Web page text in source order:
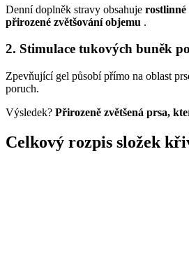
Denní doplněk stravy obsahuje rostlinné
přirozené zvětšování objemu .
2. Stimulace tukových buněk
Zpevňující gel působí přímo na oblast
poruch.
Výsledek? Přirozeně zvětšená prsa,
Celkový rozpis složek